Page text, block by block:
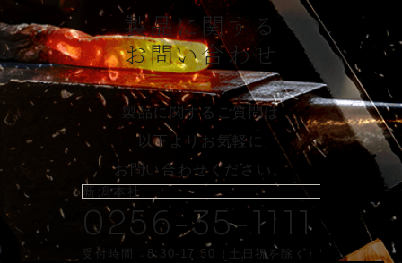
製品に関する
お問い合わせ
製品に関するご質問は
以下よりお気軽に
お問い合わせください。
新潟本社
0256-35-1111
受付時間 8:30-17:30（土日祝を除く）